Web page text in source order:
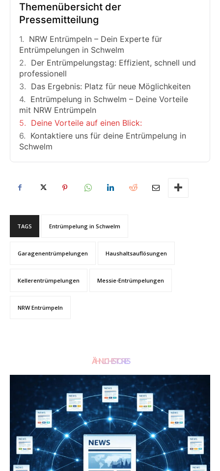
Themenübersicht der
Pressemitteilung
NRW Entrümpeln – Dein Experte für
Entrümpelungen in Schwelm
Der Entrümpelungstag: Effizient, schnell und
professionell
Das Ergebnis: Platz für neue Möglichkeiten
Entrümpelung in Schwelm – Deine Vorteile
mit NRW Entrümpeln
Deine Vorteile auf einen Blick:
Kontaktiere uns für deine Entrümpelung in
Schwelm
TAGS Entrümpelung in Schwelm
Garagenentrümpelungen Haushaltsauflösungen
Kellerentrümpelungen Messie-Entrümpelungen
NRW Entrümpeln
ÄHNLICHE STORIES